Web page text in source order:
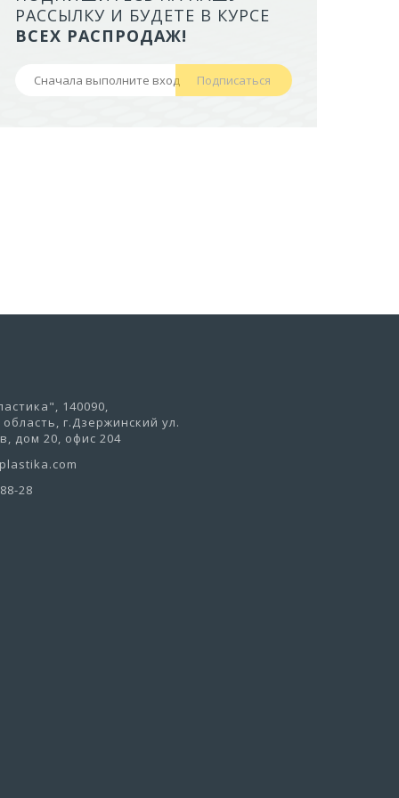
БОРТАМИ И СЕТКОЙ НА
НОЖКАХ)
РАССЫЛКУ И БУДЕТЕ В КУРСЕ
ВСЕХ РАСПРОДАЖ!
Подписаться
140090,
г.Дзержинский ул.
дом 20, офис 204
28